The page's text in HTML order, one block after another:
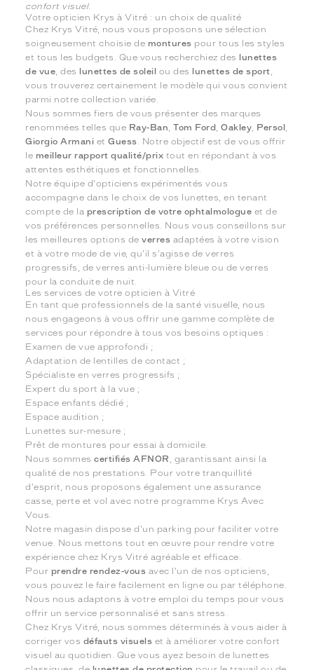
confort visuel.
Votre opticien Krys à Vitré : un choix de qualité
Chez Krys Vitré, nous vous proposons une sélection
soigneusement choisie de montures pour tous les styles
et tous les budgets. Que vous recherchiez des lunettes
de vue , des lunettes de soleil ou des lunettes de sport
vous trouverez certainement le modèle qui vous convient
parmi notre collection variée.
Nous sommes fiers de vous présenter des marques
renommées telles que Ray-Ban ,Tom Ford ,Oakley Persol
Giorgio Armani etGuess . Notre objectif est de vous offrir
le meilleur rapport qualité/prix tout en répondant à vos
attentes esthétiques et fonctionnelles.
Notre équipe d'opticiens expérimentés vous
accompagne dans le choix de vos lunettes, en tenant
compte de la prescription de votre ophtalmologue et de
vos préférences personnelles. Nous vous conseillons sur
les meilleures options deverres adaptées à votre vision
et à votre mode de vie, qu'il s'agisse de verres
progressifs, de verres anti-lumière bleue ou de verres
pour la conduite de nuit.
Les services de votre opticien à Vitré
En tant que professionnels de la santé visuelle, nous
nous engageons à vous offrir une gamme complète de
services pour répondre à tous vos besoins optiques :
Examen de vue approfondi ;
Adaptation de lentilles de contact ;
Spécialiste en verres progressifs ;
Expert du sport à la vue ;
Espace enfants dédié ;
Espace audition ;
Lunettes sur-mesure ;
Prêt de montures pour essai à domicile.
Nous sommescertifiés AFNOR
, garantissant ainsi la
qualité de nos prestations. Pour votre tranquillité
d'esprit, nous proposons également une assurance
casse, perte et vol avec notre programme Krys Avec
Vous.
Notre magasin dispose d'un parking pour faciliter votre
venue. Nous mettons tout en œuvre pour rendre votre
expérience chez Krys Vitré agréable et efficace.
Pour prendre rendez-vous avec l'un de nos opticiens,
vous pouvez le faire facilement en ligne ou par téléphone.
Nous nous adaptons à votre emploi du temps pour vous
offrir un service personnalisé et sans stress.
Chez Krys Vitré, nous sommes déterminés à vous aider à
corriger vos défauts visuels et à améliorer votre confort
visuel au quotidien. Que vous ayez besoin de lunettes